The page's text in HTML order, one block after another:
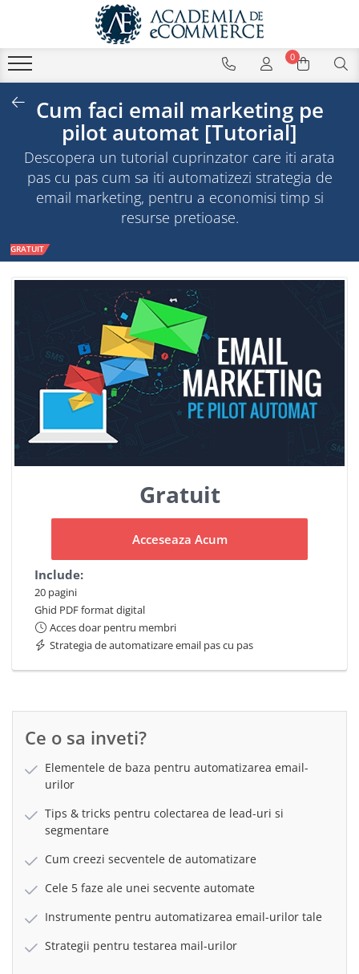
0
Cum faci email marketing pe
pilot automat [Tutorial]
Descopera un tutorial cuprinzator care iti arata
pas cu pas cum sa iti automatizezi strategia de
email marketing, pentru a economisi timp si
resurse pretioase.
GRATUIT
Gratuit
Acceseaza Acum
Include:
20 pagini
Ghid PDF format digital
Acces doar pentru membri
Strategia de automatizare email pas cu pas
Ce o sa inveti?
Elementele de baza pentru automatizarea email-
urilor
Tips & tricks pentru colectarea de lead-uri si
segmentare
Cum creezi secventele de automatizare
Cele 5 faze ale unei secvente automate
Instrumente pentru automatizarea email-urilor tale
Strategii pentru testarea mail-urilor